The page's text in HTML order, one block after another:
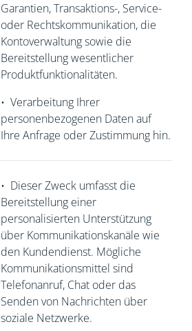
Garantien, Transaktions-, Service-
oder Rechtskommunikation, die
Kontoverwaltung sowie die
Bereitstellung wesentlicher
Produktfunktionalitäten.
• Verarbeitung Ihrer
personenbezogenen Daten auf
Ihre Anfrage oder Zustimmung hin.
• Dieser Zweck umfasst die
Bereitstellung einer
personalisierten Unterstützung
über Kommunikationskanäle wie
den Kundendienst. Mögliche
Kommunikationsmittel sind
Telefonanruf, Chat oder das
Senden von Nachrichten über
soziale Netzwerke.